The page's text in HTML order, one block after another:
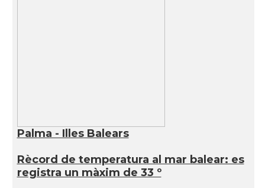
Palma - Illes Balears
Rècord de temperatura al mar balear: es
registra un màxim de 33 º